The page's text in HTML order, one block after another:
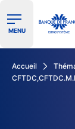
Ouvrir le
MENU
Accueil